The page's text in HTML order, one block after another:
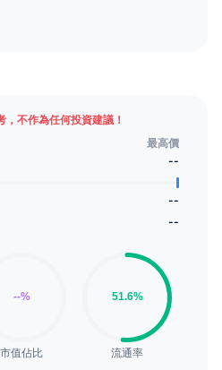
不作為任何投資建議！
最高價
--
--
--
市值佔比 流通率